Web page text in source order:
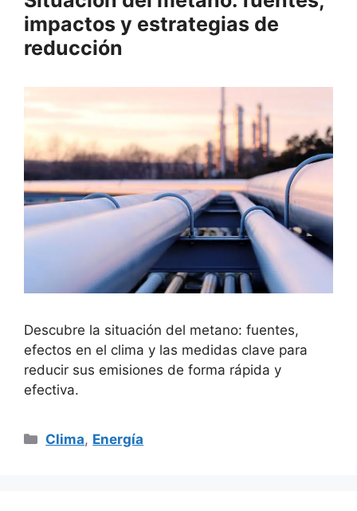
impactos y estrategias de
reducción
Descubre la situación del metano: fuentes,
efectos en el clima y las medidas clave para
reducir sus emisiones de forma rápida y
efectiva.
Categorías
Clima, Energía